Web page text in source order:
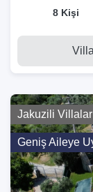
8 Kişi
Jakuzili Villalar
Geniş Aileye